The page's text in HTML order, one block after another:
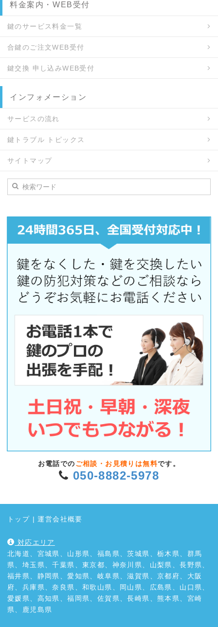
料金案内・WEB受付
鍵のサービス料金一覧
合鍵のご注文WEB受付
鍵交換 申し込みWEB受付
インフォメーション
サービスの流れ
鍵トラブル トピックス
サイトマップ
お電話での ご相談・お見積りは無料です。
050-8882-5978
トップ |運営会社概要
対応エリア
北海道、宮城県、山形県、福島県、茨城県、栃木県、群馬
県、埼玉県、千葉県、東京都、神奈川県、山梨県、長野県、
福井県、静岡県、愛知県、岐阜県、滋賀県、京都府、大阪
府、兵庫県、奈良県、和歌山県、岡山県、広島県、山口県、
愛媛県、高知県、福岡県、佐賀県、長崎県、熊本県、宮崎
県、鹿児島県